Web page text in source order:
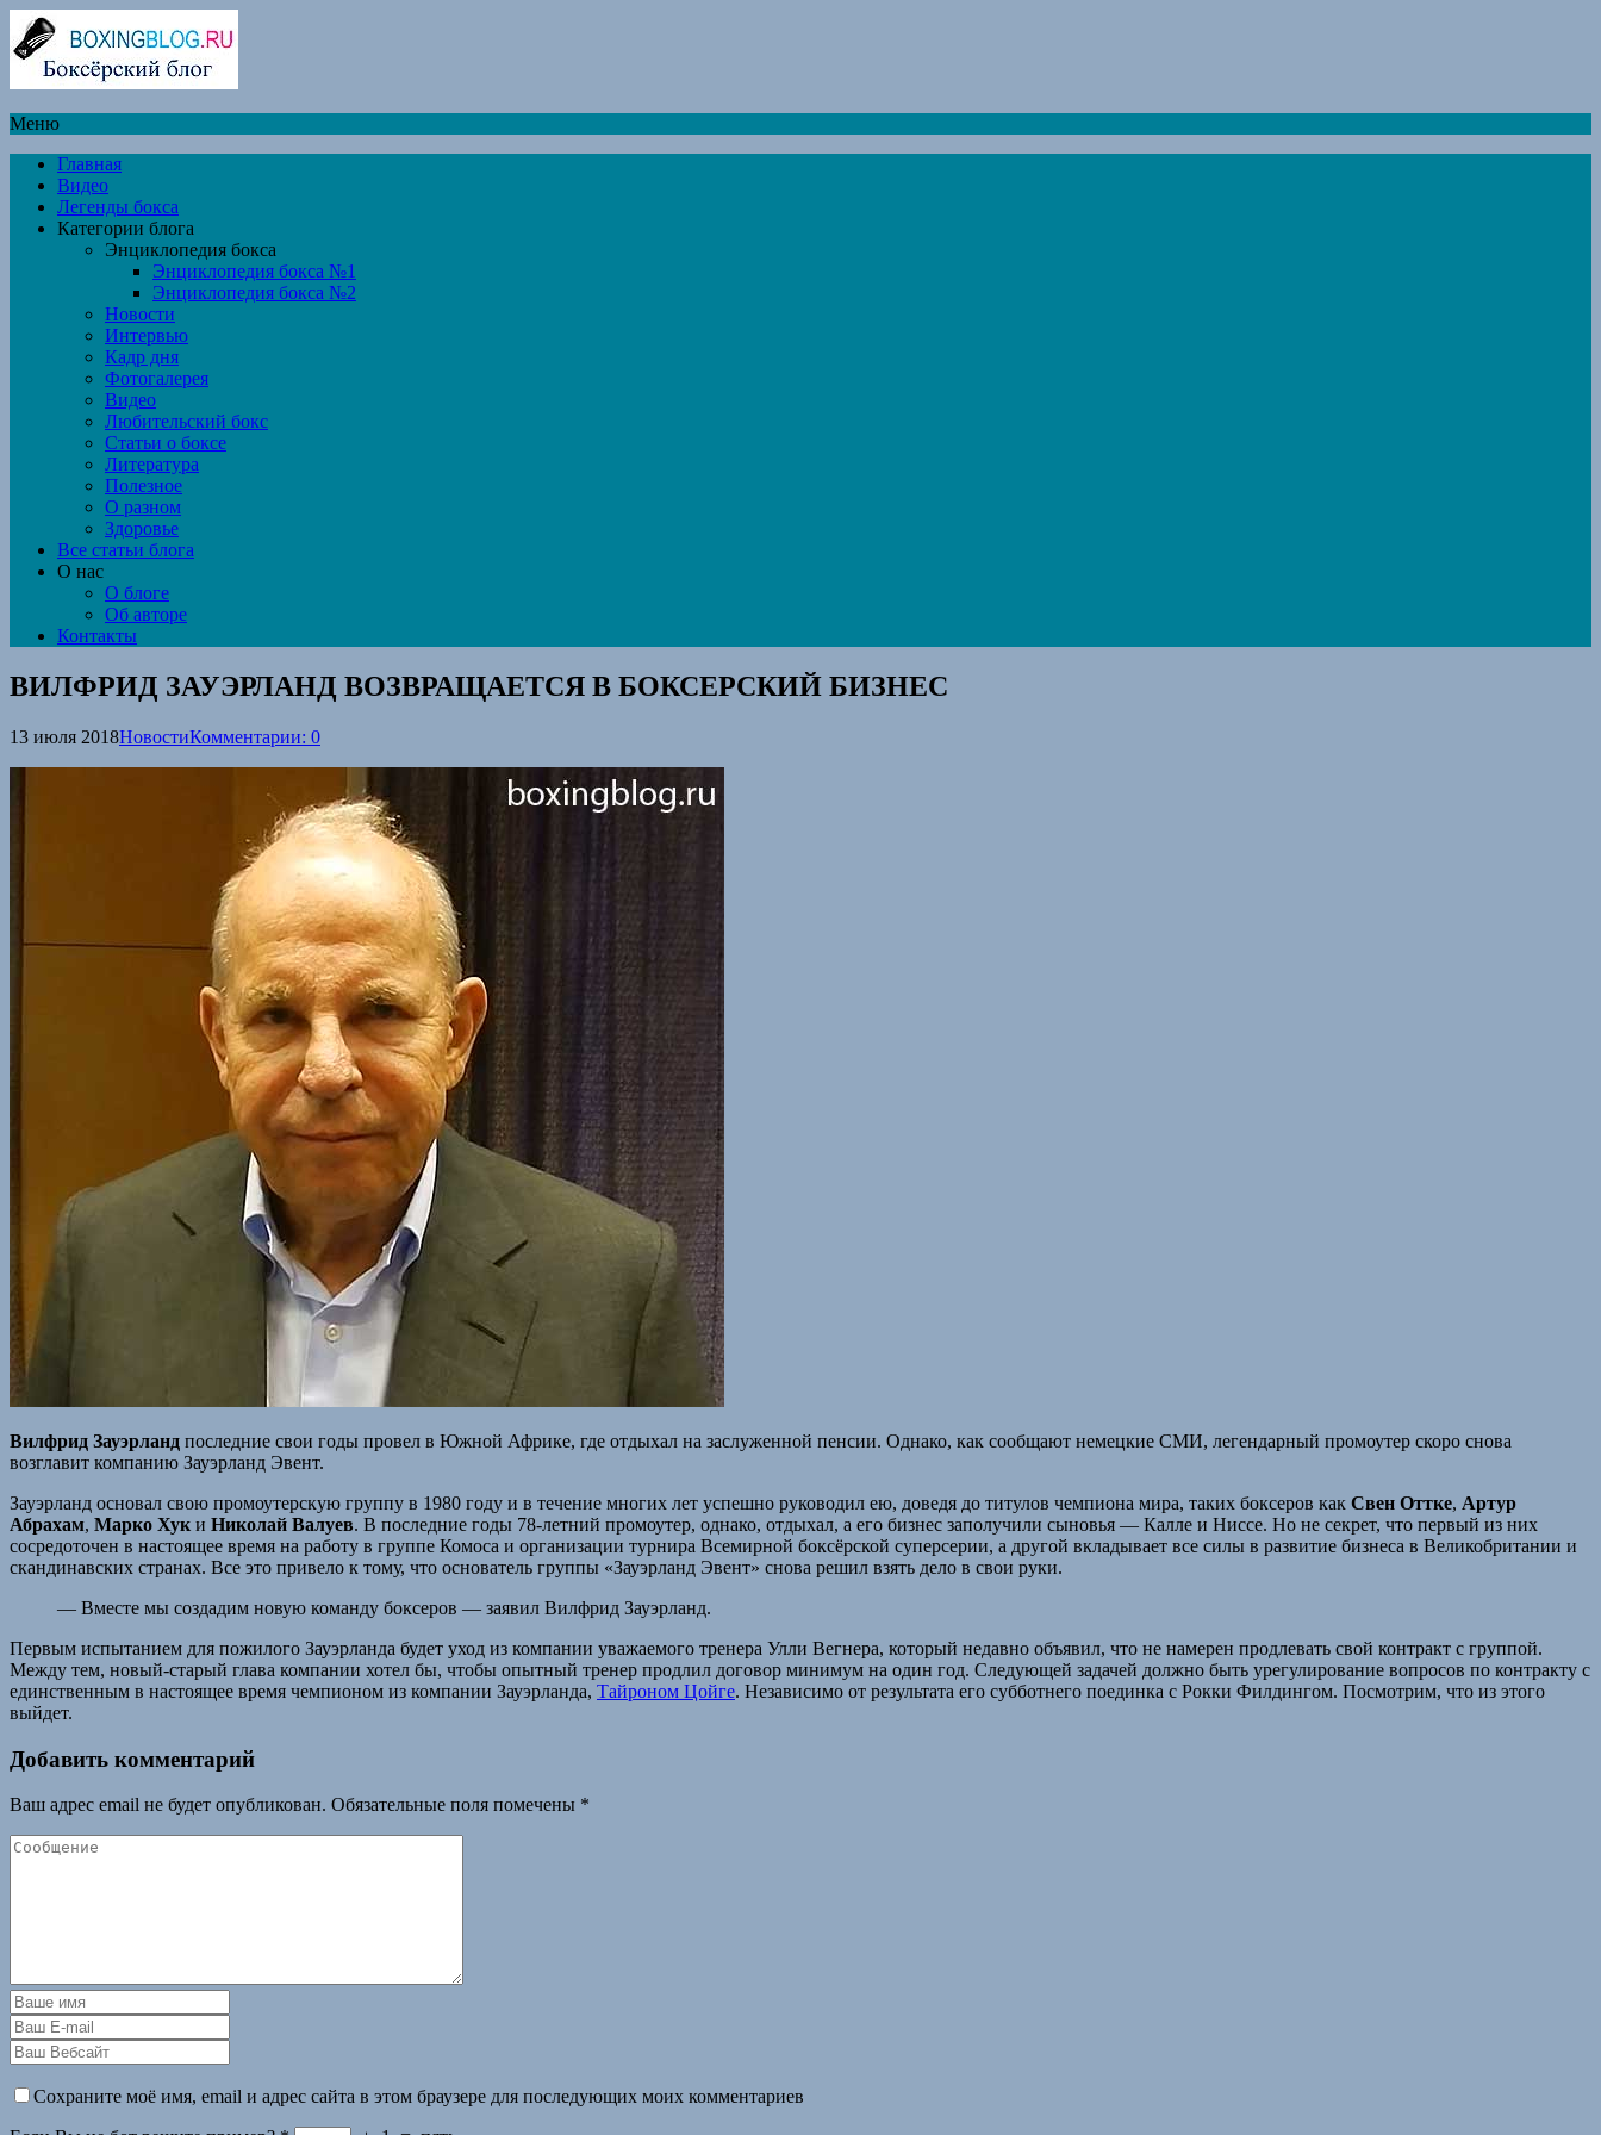
Меню
Главная
Видео
Легенды бокса
Категории блога
Энциклопедия бокса
Энциклопедия бокса №1
Энциклопедия бокса №2
Новости
Интервью
Кадр дня
Фотогалерея
Видео
Любительский бокс
Статьи о боксе
Литература
Полезное
О разном
Здоровье
Все статьи блога
О нас
О блоге
Об авторе
Контакты
ВИЛФРИД ЗАУЭРЛАНД ВОЗВРАЩАЕТСЯ В БОКСЕРСКИЙ БИЗНЕС
13 июля 2018НовостиКомментарии: 0
Вилфрид Зауэрланд последние свои годы провел в Южной Африке, где отдыхал на заслуженной пенсии. Однако, как сообщают немецкие СМИ, легендарный промоутер скоро снова
возглавит компанию Зауэрланд Эвент.
Зауэрланд основал свою промоутерскую группу в 1980 году и в течение многих лет успешно руководил ею, доведя до титулов чемпиона мира, таких боксеров как Свен Оттке, Артур
Абрахам, Марко Хук и Николай Валуев. В последние годы 78-летний промоутер, однако, отдыхал, а его бизнес заполучили сыновья — Калле и Ниссе. Но не секрет, что первый из них
сосредоточен в настоящее время на работу в группе Комоса и организации турнира Всемирной боксёрской суперсерии, а другой вкладывает все силы в развитие бизнеса в Великобритании и
скандинавских странах. Все это привело к тому, что основатель группы «Зауэрланд Эвент» снова решил взять дело в свои руки.
— Вместе мы создадим новую команду боксеров — заявил Вилфрид Зауэрланд.
Первым испытанием для пожилого Зауэрланда будет уход из компании уважаемого тренера Улли Вегнера, который недавно объявил, что не намерен продлевать свой контракт с группой.
Между тем, новый-старый глава компании хотел бы, чтобы опытный тренер продлил договор минимум на один год. Следующей задачей должно быть урегулирование вопросов по контракту с
единственным в настоящее время чемпионом из компании Зауэрланда, Тайроном Цойге. Независимо от результата его субботнего поединка с Рокки Филдингом. Посмотрим, что из этого
выйдет.
Добавить комментарий
Ваш адрес email не будет опубликован. Обязательные поля помечены *
Сохраните моё имя, email и адрес сайта в этом браузере для последующих моих комментариев